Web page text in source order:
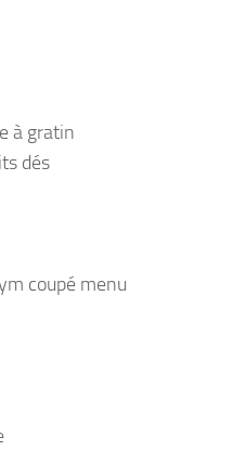
à gratin
dés
coupé menu